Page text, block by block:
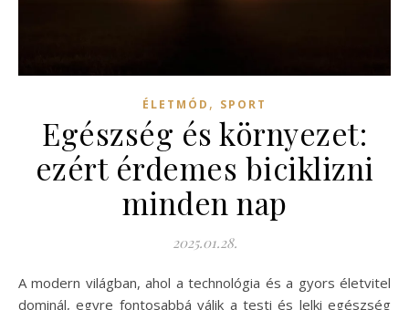
ÉLETMÓD , SPORT
Egészség és környezet:
ezért érdemes biciklizni
minden nap
2025.01.28.
A modern világban, ahol a technológia és a gyors életvitel
dominál, egyre fontosabbá válik a testi és lelki egészség